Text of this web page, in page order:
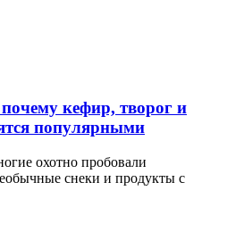
кефир, творог и
популярными
охотно пробовали
снеки и продукты с